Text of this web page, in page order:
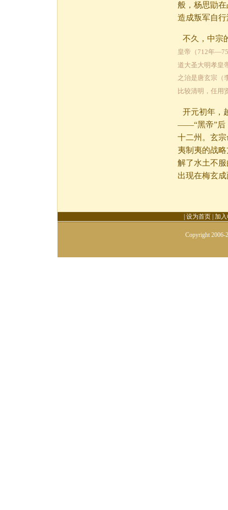
般，杨思勖
造成叛军自
不久，中宗
皇帝（712年
道大圣大明孝皇
之治是唐玄宗（
比较清明，任用
开元初年，
——“黑帝”后
十二州。玄
夷制夷的战
解了水土不
出现在梅玄
设为首页 加
Copyright